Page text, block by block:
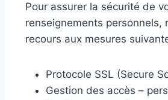
Pour assurer la sécurité de
renseignements personnels,
recours aux mesures
Protocole SSL (Secure
Gestion des accès –